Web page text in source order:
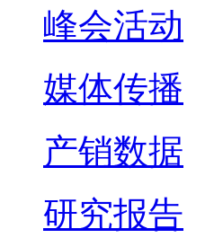
峰会活动
媒体传播
产销数据
研究报告